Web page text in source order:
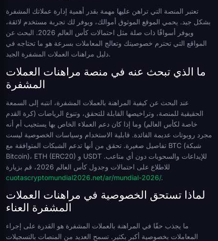
تعتبر المنصة التي تراهن عليها مهمة بقدر أهمية إدارة عملاتك المشفرة
بشكل جيد. يحمي الموقع الموثوق أموالك، ويوفر لك تجربة مستخدم لائقة،
ويوفر أسواقًا ذات صلة مثل احتمالات كأس العالم 2026. البحث عن
المواقع التي تحترم خصوصيتك وتعالج المعاملات بسرعة هو ما تحتاجه في
دليل مراهنات العملات المشفرة الجيد.
ما الذي تبحث عنه في منصة مراهنات العملات
المشفرة
عند البحث عن كيفية المراهنة بالعملات المشفرة، انتبه إلى السمعة
الحقيقية للمنصة، وتراخيصها القابلة للتحقق، وتنوع الرياضات (كرة القدم
خاصة لكأس العالم) وما إذا كان دعم العملاء الخاص بها يستجيب أم أنه
مجرد روبوتات عديمة الفائدة. قابلية الاستخدام وسياسات الخصوصية ليست
تفاصيل صغيرة. تحقق من أنها تدعم الشبكات المتوافقة مع BTC (شبكة
Bitcoin)، ETH (ERC20) و USDT للإيداعات والسحوبات دون أي متاعب.
للاطلاع على احتمالات وجدول كأس العالم 2026، قم بزيارة
cuotascryptomundial2026.net/ar/mundial-2026/.
لماذا تستحق الخصوصية في مراهنات العملات
المشفرة العناء
ما يجذب حقًا في المراهنة بالعملات المشفرة هو القدرة على إجراء
المعاملات بخصوصية أكبر بكثير. تسمح العديد من المنصات بالتسجيلات